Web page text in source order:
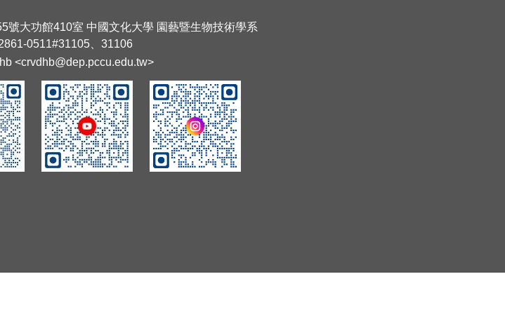
號大功館410室 中國文化大學 園藝暨生物技術學系
0511#31105、31106
<crvdhb@dep.pccu.edu.tw>